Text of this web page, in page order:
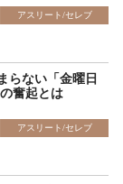
アスリート/セレブ
ない「金曜日
奮起とは
アスリート/セレブ